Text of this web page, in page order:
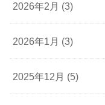
2026年2月 (3)
2026年1月 (3)
2025年12月 (5)